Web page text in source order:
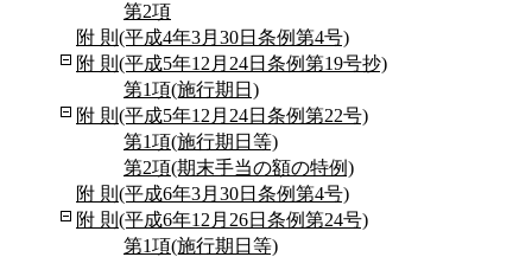
第2項
附 則(平成4年3月30日条例第4号)
附 則(平成5年12月24日条例第19号抄)
第1項(施行期日)
附 則(平成5年12月24日条例第22号)
第1項(施行期日等)
第2項(期末手当の額の特例)
附 則(平成6年3月30日条例第4号)
附 則(平成6年12月26日条例第24号)
第1項(施行期日等)